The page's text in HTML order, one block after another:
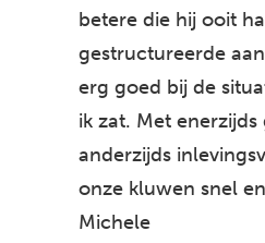
betere die hij ooit
gestructureerde
erg goed bij de
ik zat. Met
anderzijds
onze kluwen snel
Michele